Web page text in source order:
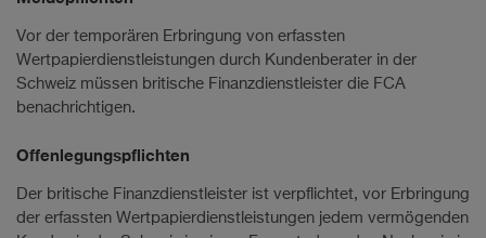
Vor der temporären Erbringung von erfassten
Wertpapierdienstleistungen durch Kundenberater in der
Schweiz müssen britische Finanzdienstleister die FCA
benachrichtigen.
Offenlegungspflichten
Der britische Finanzdienstleister ist verpflichtet, vor Erbringung
der erfassten Wertpapierdienstleistungen jedem vermögenden